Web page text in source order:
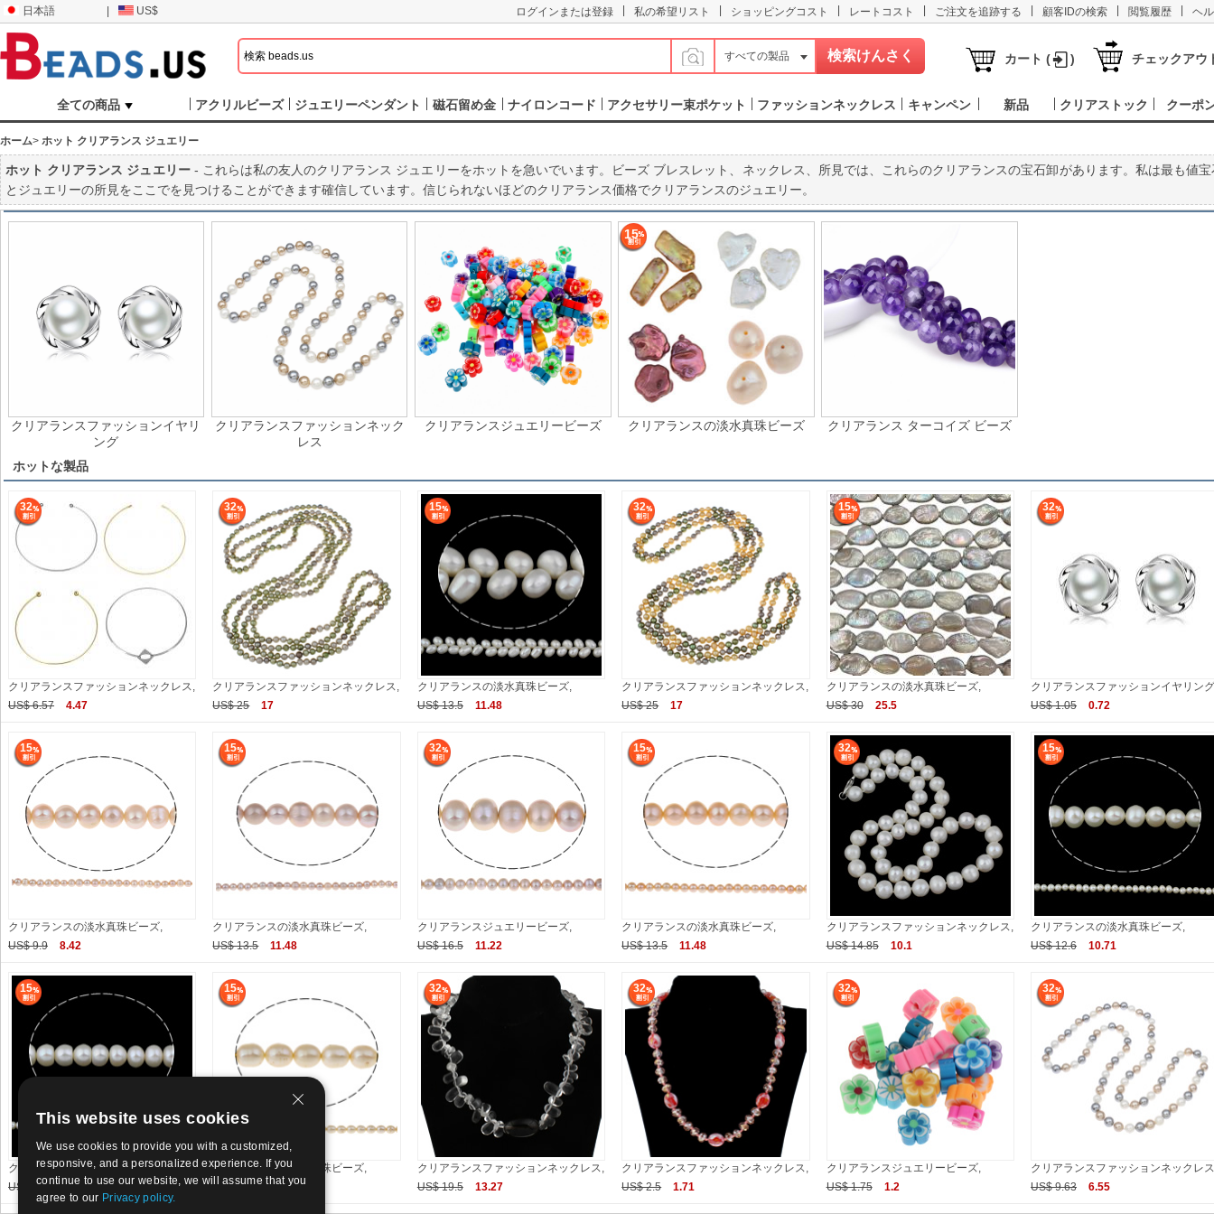
日本語 US$ ログインまたは登録 私の希望リスト ショッピングコスト レートコスト ご注文を追跡する 顧客IDの検索 閲覧履歴 ヘ
すべての製品 カート ( ) チェックアウ
全ての商品 アクリルビーズ ジュエリーペンダント 磁石留め金 ナイロンコード アクセサリー束ポケット ファッションネックレス キャンペン 新品 クリアストック クーポ
ホーム> ホット クリアランス ジュエリー
ホット クリアランス ジュエリー- これらは私の友人のクリアランス ジュエリーをホットを急いでいます。ビーズ ブレスレット、ネックレス、所見では、これらのクリアランスの宝石卸があります。私は最も値宝
とジュエリーの所見をここでを見つけることができます確信しています。信じられないほどのクリアランス価格でクリアランスのジュエリー。
クリアランスファッションイヤリ
ング
クリアランスファッションネック
レス
クリアランスジュエリービーズ
15
クリアランスの淡水真珠ビーズ クリアランス ターコイズ ビーズ
ホットな製品
32
クリアランスファッションネックレス,
US$ 6.57
4.47
32
クリアランスファッションネックレス,
US$ 25
17
15
クリアランスの淡水真珠ビーズ,
US$ 13.5
11.48
32
クリアランスファッションネックレス,
US$ 25
17
15
クリアランスの淡水真珠ビーズ,
US$ 30
25.5
32
クリアランスファッションイヤリン
US$ 1.05
0.72
15
クリアランスの淡水真珠ビーズ,
US$ 9.9
8.42
15
クリアランスの淡水真珠ビーズ,
US$ 13.5
11.48
32
クリアランスジュエリービーズ,
US$ 16.5
11.22
15
クリアランスの淡水真珠ビーズ,
US$ 13.5
11.48
32
クリアランスファッションネックレス,
US$ 14.85
10.1
15
クリアランスの淡水真珠ビーズ,
US$ 12.6
10.71
15
クリアランスの淡水真珠ビーズ,
US$ 13.5
11.48
15
クリアランスの淡水真珠ビーズ,
US$ 15
12.75
32
クリアランスファッションネックレス,
US$ 19.5
13.27
32
クリアランスファッションネックレス,
US$ 2.5
1.71
32
クリアランスジュエリービーズ,
US$ 1.75
1.2
32
クリアランスファッションネックレ
US$ 9.63
6.55
This website uses cookies
We use cookies to provide you with a customized,
responsive, and a personalized experience. If you
continue to use our website, we will assume that you
agree to our Privacy policy.